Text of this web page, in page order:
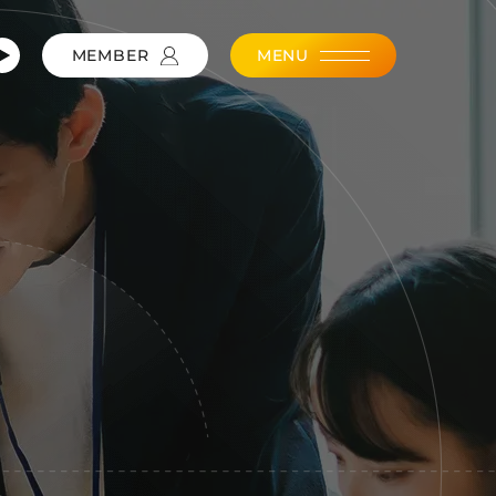
MEMBER MENU